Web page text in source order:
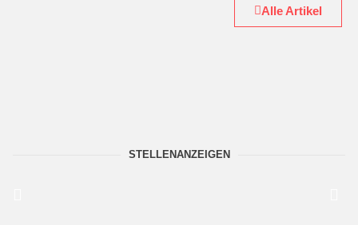
Alle Artikel
STELLENANZEIGEN